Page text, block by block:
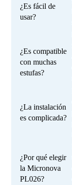
¿Es fácil de
usar?
¿Es compatible
con muchas
estufas?
¿La instalación
es complicada?
¿Por qué elegir
la Micronova
PL026?